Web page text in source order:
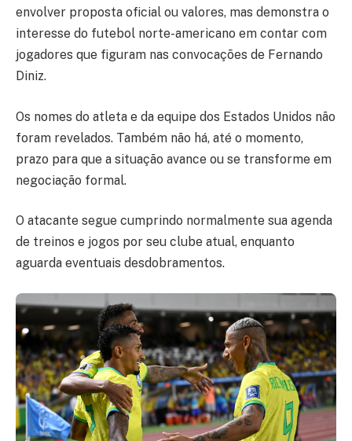
envolver proposta oficial ou valores, mas demonstra o
interesse do futebol norte-americano em contar com
jogadores que figuram nas convocações de Fernando
Diniz.
Os nomes do atleta e da equipe dos Estados Unidos não
foram revelados. Também não há, até o momento,
prazo para que a situação avance ou se transforme em
negociação formal.
O atacante segue cumprindo normalmente sua agenda
de treinos e jogos por seu clube atual, enquanto
aguarda eventuais desdobramentos.